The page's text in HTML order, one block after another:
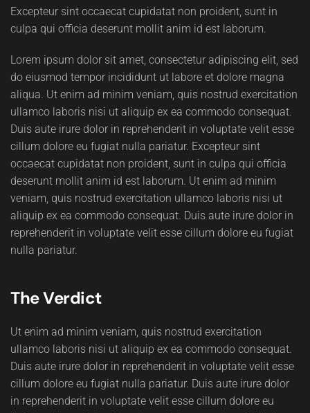
Excepteur sint occaecat cupidatat non proident, sunt in
culpa qui officia deserunt mollit anim id est laborum.
Lorem ipsum dolor sit amet, consectetur adipiscing elit, sed
do eiusmod tempor incididunt ut labore et dolore magna
aliqua. Ut enim ad minim veniam, quis nostrud exercitation
ullamco laboris nisi ut aliquip ex ea commodo consequat.
Duis aute irure dolor in reprehenderit in voluptate velit esse
cillum dolore eu fugiat nulla pariatur. Excepteur sint
occaecat cupidatat non proident, sunt in culpa qui officia
deserunt mollit anim id est laborum. Ut enim ad minim
veniam, quis nostrud exercitation ullamco laboris nisi ut
aliquip ex ea commodo consequat. Duis aute irure dolor in
reprehenderit in voluptate velit esse cillum dolore eu fugiat
nulla pariatur.
The Verdict
Ut enim ad minim veniam, quis nostrud exercitation
ullamco laboris nisi ut aliquip ex ea commodo consequat.
Duis aute irure dolor in reprehenderit in voluptate velit esse
cillum dolore eu fugiat nulla pariatur. Duis aute irure dolor
in reprehenderit in voluptate velit esse cillum dolore eu